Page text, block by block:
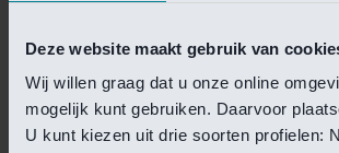
Deze website maakt gebruik van
Wij willen graag dat u onze online
mogelijk kunt gebruiken. Daarvoor
U kunt kiezen uit drie soorten profielen:
Helaas is deze